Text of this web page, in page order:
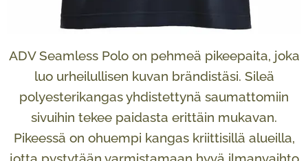
ADV Seamless Polo on pehmeä pikeepaita, joka
luo urheilullisen kuvan brändistäsi. Sileä
polyesterikangas yhdistettynä saumattomiin
sivuihin tekee paidasta erittäin mukavan.
Pikeessä on ohuempi kangas kriittisillä alueilla,